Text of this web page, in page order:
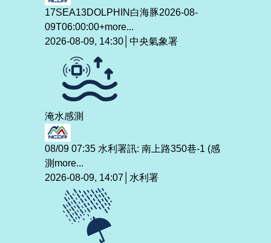
17SEA13DOLPHIN白海豚2026-08-
09T06:00:00+more...
2026-08-09, 14:30│中央氣象署
淹水感測
08/09 07:35 水利署訊: 南上路350巷-1 (感
測 more...
2026-08-09, 14:07│水利署